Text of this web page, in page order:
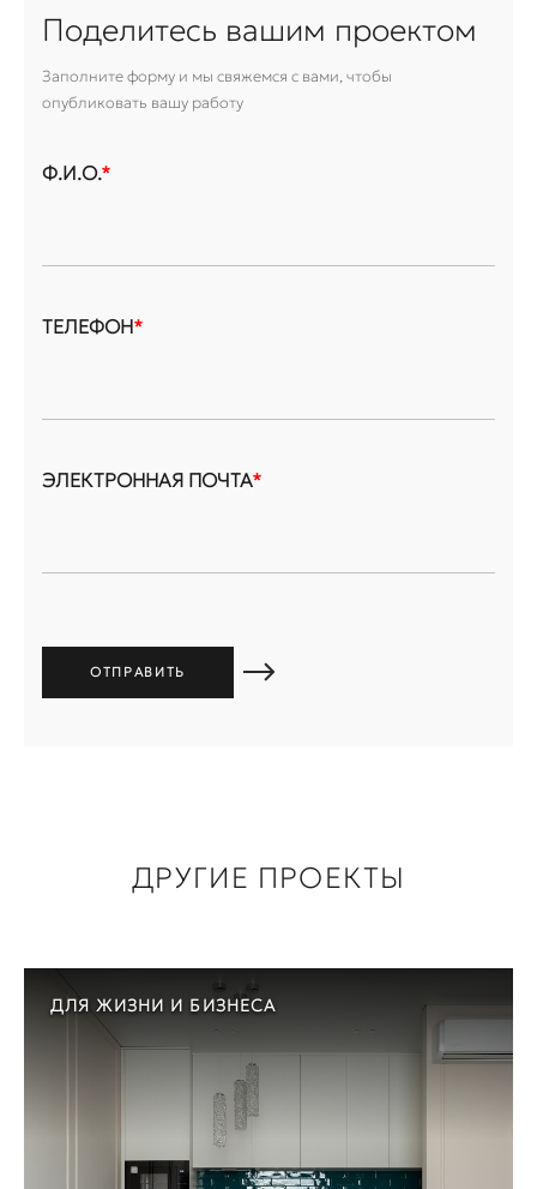
Поделитесь вашим проектом
Заполните форму и мы свяжемся с вами, чтобы
опубликовать вашу работу
Ф.И.О.*
ТЕЛЕФОН*
ЭЛЕКТРОННАЯ ПОЧТА*
ДРУГИЕ ПРОЕКТЫ
ДЛЯ ЖИЗНИ И БИЗНЕСА